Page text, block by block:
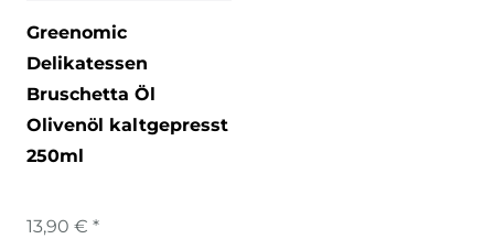
Greenomic
Delikatessen
Bruschetta Öl
Olivenöl kaltgepresst
250ml
13,90 € *